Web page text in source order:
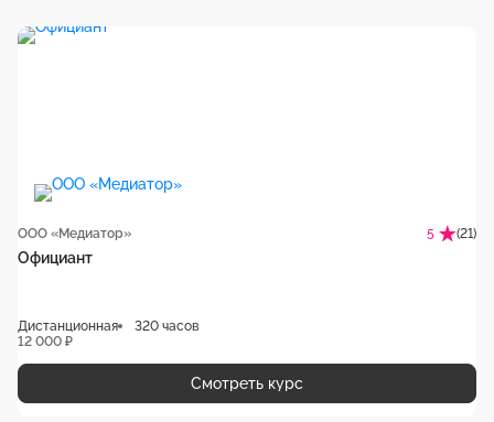
ООО «Медиатор» 5 (21)
Официант
Дистанционная
320 часов
12 000 ₽
Смотреть курс